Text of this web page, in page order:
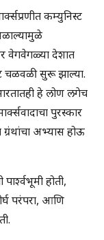
कम्युनिस्ट
वेगवेगळ्या देशात
चळवळी सुरू झाल्या.
हे लोण लगेच
पुरस्कार
ग्रंथांचा अभ्यास होऊ
पार्श्वभूमी होती,
परंपरा, आणि